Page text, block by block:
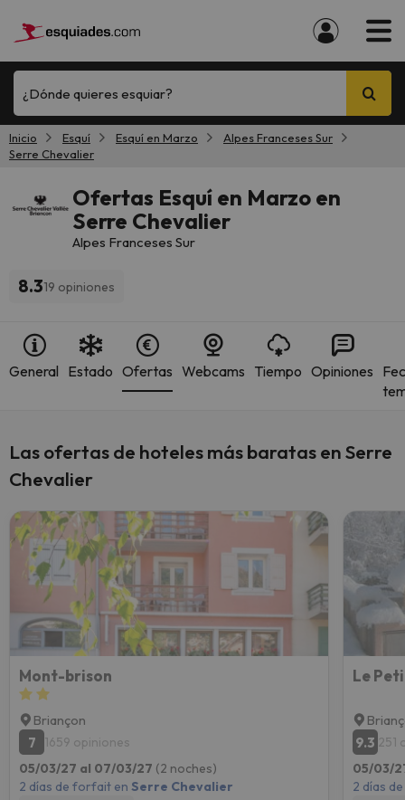
¿Dónde quieres esquiar?
Inicio Esquí Esquí en Marzo
Alpes Franceses Sur
Serre Chevalier
Ofertas Esquí en Marzo en
Serre Chevalier
Alpes Franceses Sur
8.319 opiniones
General Estado Ofertas Webcams Tiempo Opiniones
Las ofertas de hoteles más baratas en Serre
Chevalier
Mont-brison
Briançon
7
1659 opiniones
05/03/27 al 07/03/27 (2 noches)
2 días de forfait en Serre Chevalier
Le
9.3 251
05/03/
2 días